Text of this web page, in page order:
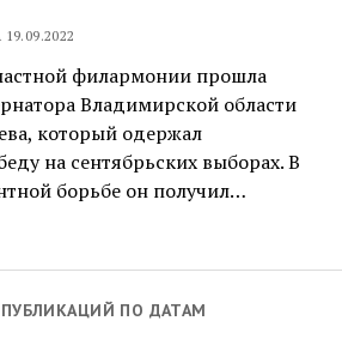
ПО ДАТАМ
филармонии прошла
Владимирской области
который одержал
на сентябрьских выборах. В
борьбе он получил…